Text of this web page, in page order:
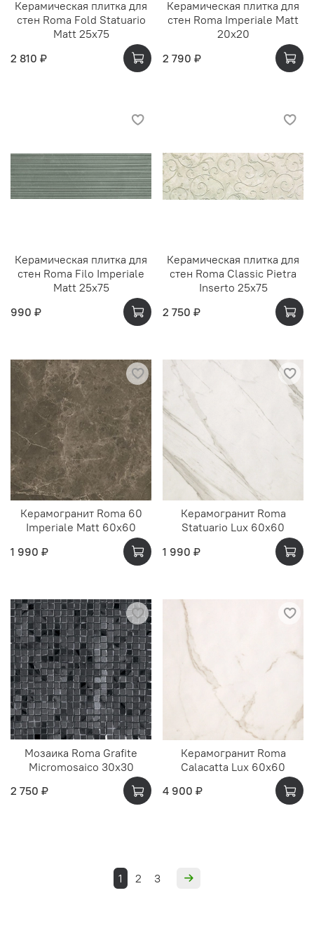
Керамическая плитка для
стен Roma Fold Statuario
Matt 25x75
2 810 ₽
Керамическая плитка для
стен Roma Imperiale Matt
20x20
2 790 ₽
Керамическая плитка для
стен Roma Filo Imperiale
Matt 25x75
990 ₽
Керамическая плитка для
стен Roma Classic Pietra
Inserto 25x75
2 750 ₽
Керамогранит Roma 60
Imperiale Matt 60x60
1 990 ₽
Керамогранит Roma
Statuario Lux 60x60
1 990 ₽
Мозаика Roma Grafite
Micromosaico 30x30
2 750 ₽
Керамогранит Roma
Calacatta Lux 60x60
4 900 ₽
1 2 3